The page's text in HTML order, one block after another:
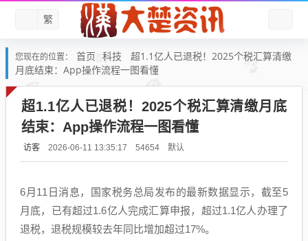
繁
您现在的位置： 首页 科技
超1.1亿人已退税！2025个税汇算清缴
月底结束：App操作流程一图看懂
超1.1亿人已退税！2025个税汇算清缴月底
结束：App操作流程一图看懂
访客 2026-06-11 13:35:17 54654 默认
6月11日消息，国家税务总局发布的最新数据显示，截至5
月底，已有超过1.6亿人完成汇算申报，超过1.1亿人办理了
退税，退税规模较去年同比增加超过17%。